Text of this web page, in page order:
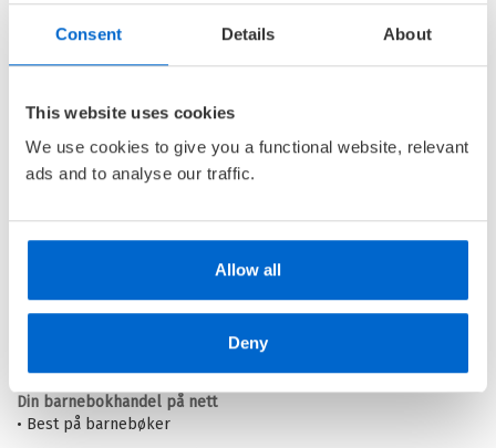
Consent Details About
This website uses cookies
We use cookies to give you a functional website, relevant
ads and to analyse our traffic.
Allow all
Deny
MOOMINVALLEY /
JANSSONOGAMANDA LI
Innbundet
329,–
Kjøp
Barnas Egen Bokverden – 100% leselyst!
Din barnebokhandel på nett
• Best på barnebøker